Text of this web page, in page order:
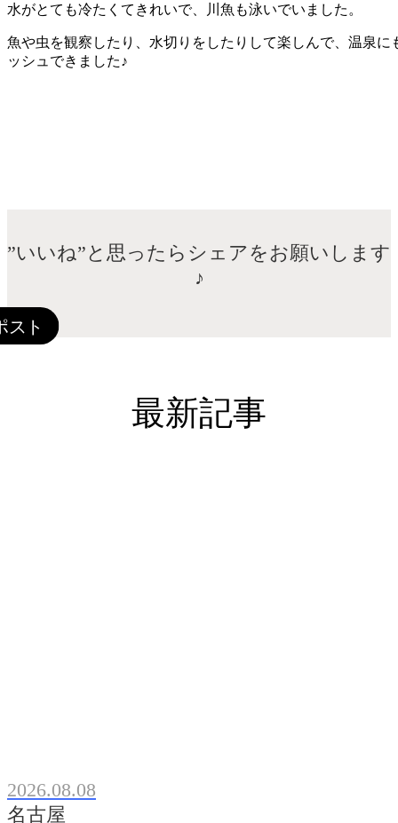
水がとても冷たくてきれいで、川魚も泳いでいました。
魚や虫を観察したり、水切りをしたりして楽しんで、温泉に
ッシュできました♪
”いいね”と思ったらシェアをお願いします
♪
最新記事
2026.08.08
名古屋